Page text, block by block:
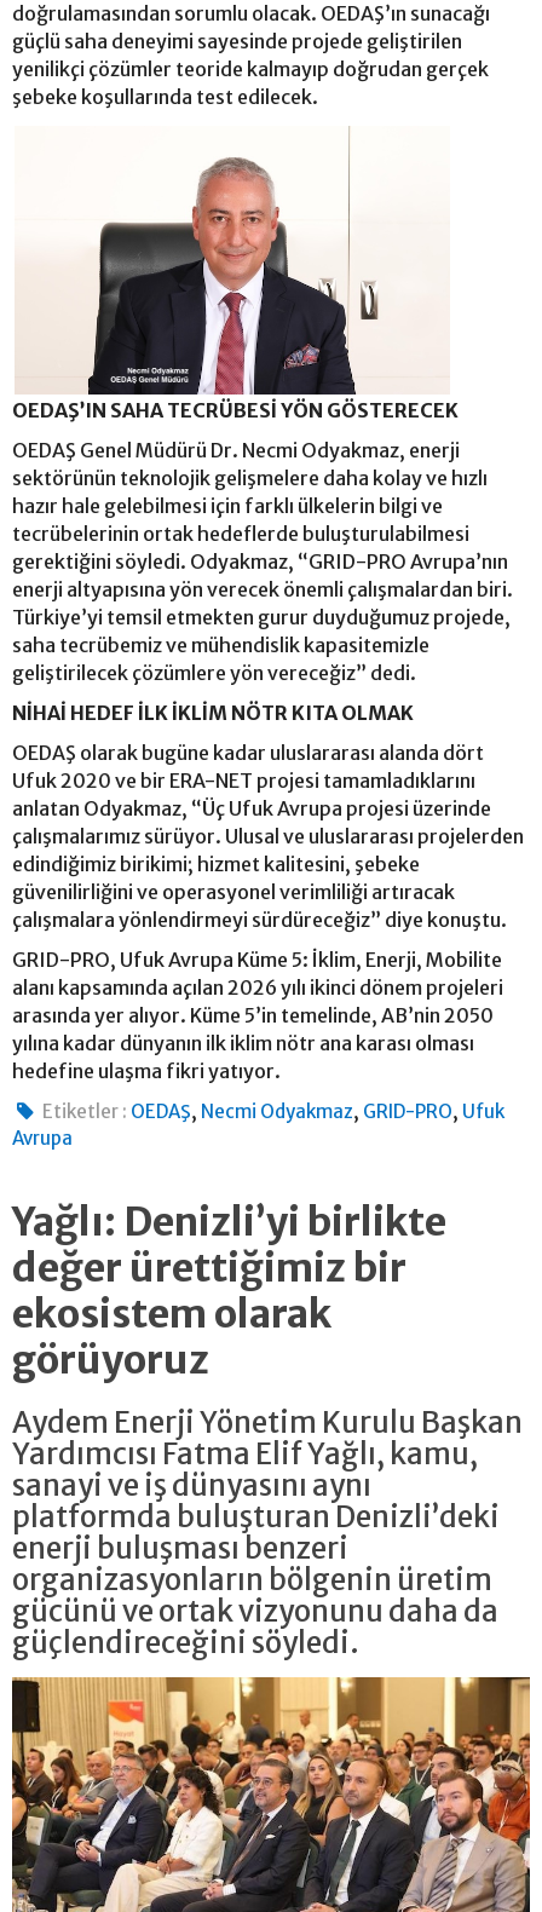
doğrulamasından sorumlu olacak. OEDAŞ’ın sunacağı
güçlü saha deneyimi sayesinde projede geliştirilen
yenilikçi çözümler teoride kalmayıp doğrudan gerçek
şebeke koşullarında test edilecek.
OEDAŞ’IN SAHA TECRÜBESİ YÖN GÖSTERECEK
OEDAŞ Genel Müdürü Dr. Necmi Odyakmaz, enerji
sektörünün teknolojik gelişmelere daha kolay ve hızlı
hazır hale gelebilmesi için farklı ülkelerin bilgi ve
tecrübelerinin ortak hedeflerde buluşturulabilmesi
gerektiğini söyledi. Odyakmaz, “GRID-PRO Avrupa’nın
enerji altyapısına yön verecek önemli çalışmalardan biri.
Türkiye’yi temsil etmekten gurur duyduğumuz projede,
saha tecrübemiz ve mühendislik kapasitemizle
geliştirilecek çözümlere yön vereceğiz” dedi.
NİHAİ HEDEF İLK İKLİM NÖTR KITA OLMAK
OEDAŞ olarak bugüne kadar uluslararası alanda dört
Ufuk 2020 ve bir ERA-NET projesi tamamladıklarını
anlatan Odyakmaz, “Üç Ufuk Avrupa projesi üzerinde
çalışmalarımız sürüyor. Ulusal ve uluslararası projelerden
edindiğimiz birikimi; hizmet kalitesini, şebeke
güvenilirliğini ve operasyonel verimliliği artıracak
çalışmalara yönlendirmeyi sürdüreceğiz” diye konuştu.
GRID-PRO, Ufuk Avrupa Küme 5: İklim, Enerji, Mobilite
alanı kapsamında açılan 2026 yılı ikinci dönem projeleri
arasında yer alıyor. Küme 5’in temelinde, AB’nin 2050
yılına kadar dünyanın ilk iklim nötr ana karası olması
hedefine ulaşma fikri yatıyor.
Etiketler : OEDAŞ, Necmi Odyakmaz, GRID-PRO, Ufuk
Avrupa
Yağlı: Denizli’yi birlikte
değer ürettiğimiz bir
ekosistem olarak
görüyoruz
Aydem Enerji Yönetim Kurulu Başkan
Yardımcısı Fatma Elif Yağlı, kamu,
sanayi ve iş dünyasını aynı
platformda buluşturan Denizli’deki
enerji buluşması benzeri
organizasyonların bölgenin üretim
gücünü ve ortak vizyonunu daha da
güçlendireceğini söyledi.